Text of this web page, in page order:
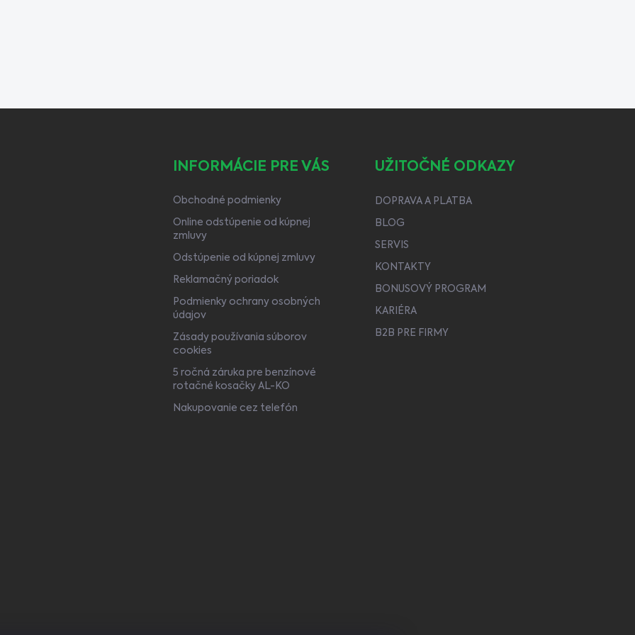
INFORMÁCIE PRE VÁS
Obchodné podmienky
Online odstúpenie od kúpnej
zmluvy
Odstúpenie od kúpnej zmluvy
Reklamačný poriadok
Podmienky ochrany osobných
údajov
Zásady používania súborov
cookies
5 ročná záruka pre benzínové
rotačné kosačky AL-KO
Nakupovanie cez telefón
UŽITOČNÉ ODKAZY
DOPRAVA A PLATBA
BLOG
SERVIS
KONTAKTY
BONUSOVÝ PROGRAM
KARIÉRA
B2B PRE FIRMY